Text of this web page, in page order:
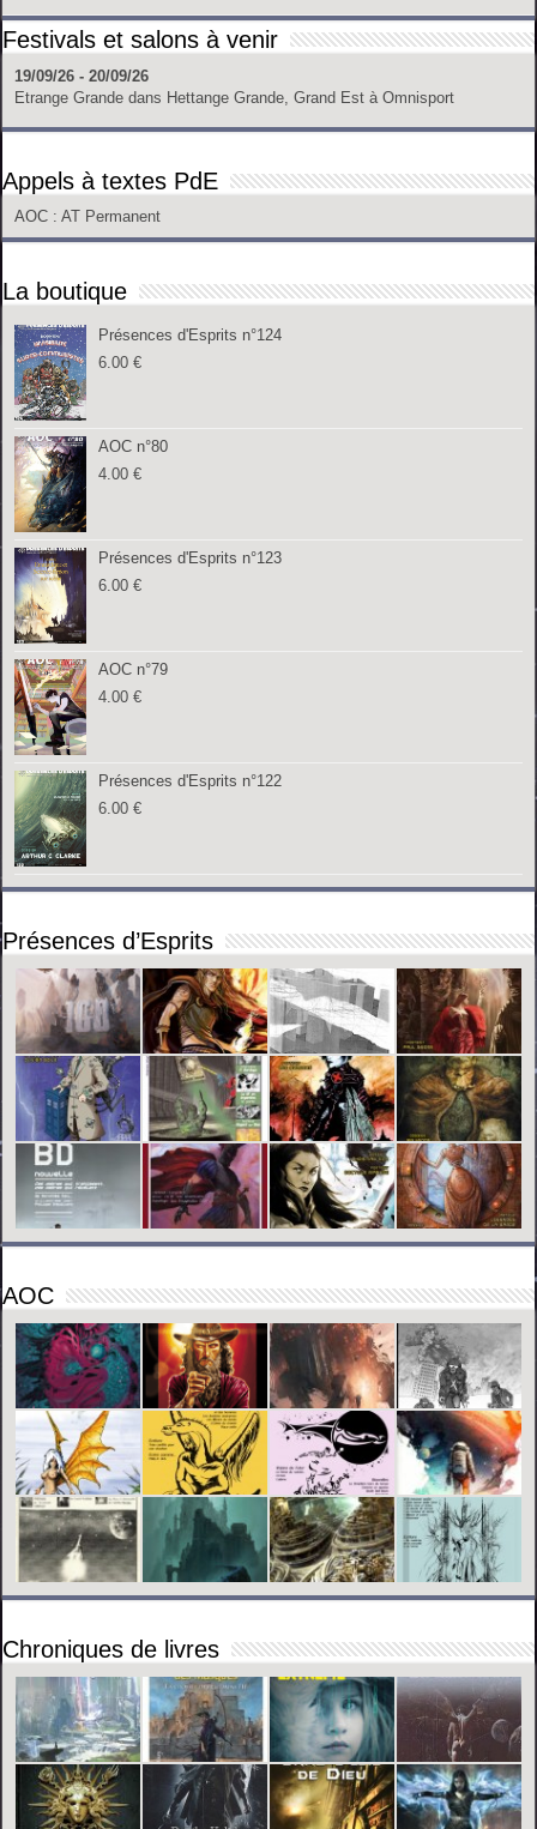
Festivals et salons à venir
19/09/26 - 20/09/26
Etrange Grande dans Hettange Grande, Grand Est à Omnisport
Appels à textes PdE
AOC : AT Permanent
La boutique
Présences d'Esprits n°124
6.00€
AOC n°80
4.00€
Présences d'Esprits n°123
6.00€
AOC n°79
4.00€
Présences d'Esprits n°122
6.00€
Présences d’Esprits
AOC
Chroniques de livres